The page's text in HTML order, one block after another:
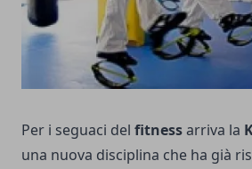
Per i seguaci del fitnessarriva la
una nuova disciplina che ha già